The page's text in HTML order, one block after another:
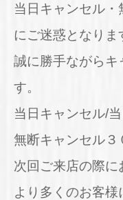
当日キャンセル
にご迷惑となりま
誠に勝手ながらキ
す。
当日キャンセル/
無断キャンセル３
次回ご来店の際に
より多くのお客様